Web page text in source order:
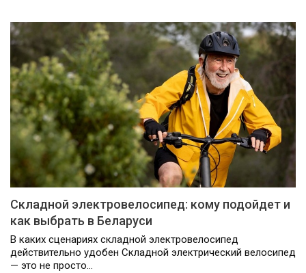
Складной электровелосипед: кому подойдет и
как выбрать в Беларуси
В каких сценариях складной электровелосипед
действительно удобен Складной электрический велосипед
— это не просто…